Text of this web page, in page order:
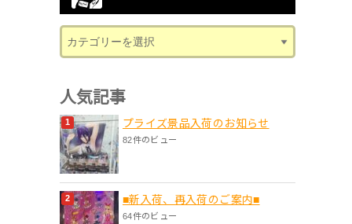
人気記事
プライズ景品入荷のお知らせ
82件のビュー
■新入荷、再入荷のご案内■
64件のビュー